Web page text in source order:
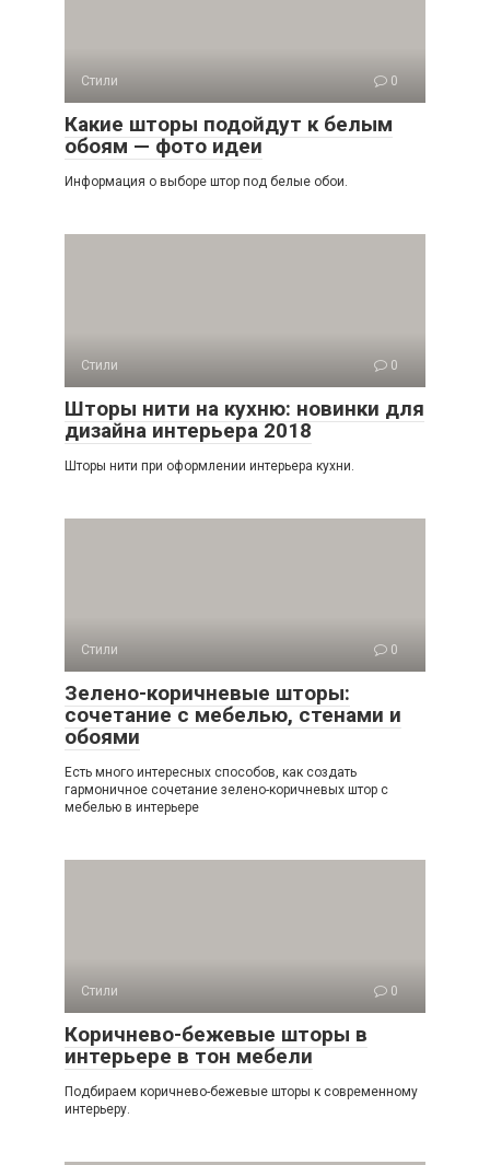
Стили 0
Какие шторы подойдут к белым
обоям — фото идеи
Информация о выборе штор под белые обои.
Стили 0
Шторы нити на кухню: новинки для
дизайна интерьера 2018
Шторы нити при оформлении интерьера кухни.
Стили 0
Зелено-коричневые шторы:
сочетание с мебелью, стенами и
обоями
Есть много интересных способов, как создать
гармоничное сочетание зелено-коричневых штор с
мебелью в интерьере
Стили 0
Коричнево-бежевые шторы в
интерьере в тон мебели
Подбираем коричнево-бежевые шторы к современному
интерьеру.